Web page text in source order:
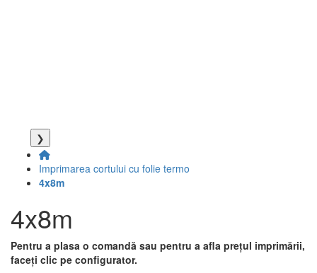
❯
Imprimarea cortului cu folie termo
4x8m
4x8m
Pentru a plasa o comandă sau pentru a afla prețul imprimării,
faceți clic pe configurator.